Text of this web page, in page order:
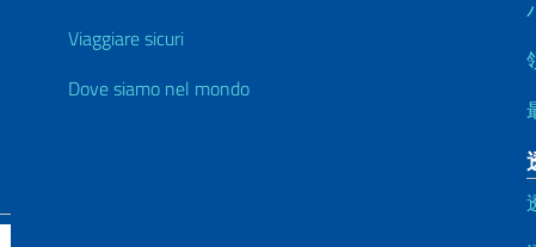
Viaggiare sicuri
Dove siamo nel mondo